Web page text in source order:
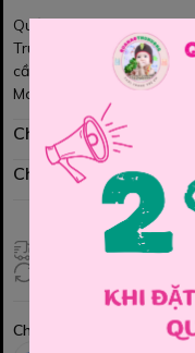
Quần short thun mỏng
Trung tính, Mặc đi học đi
cần, dễ phối đồ. Quần
Manly, thoải mái, mát mẻ,
Chính sách mua hàng
Chính sách đổi hàng
Giao hàng toàn quốc
Chia sẻ